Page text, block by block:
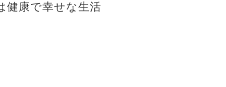
健康で幸せな生活